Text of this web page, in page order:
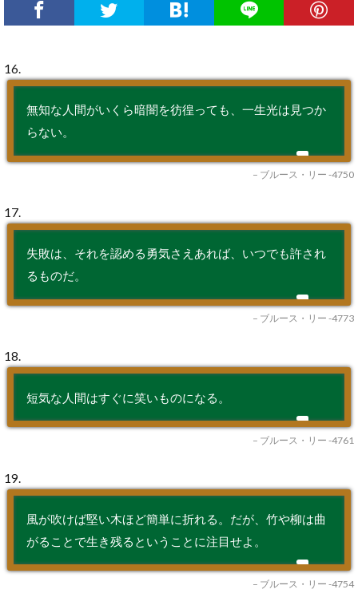
16.
無知な人間がいくら暗闇を彷徨っても、一生光は見つか
らない。
– ブルース・リー -4750
17.
失敗は、それを認める勇気さえあれば、いつでも許され
るものだ。
– ブルース・リー -4773
18.
短気な人間はすぐに笑いものになる。
– ブルース・リー -4761
19.
風が吹けば堅い木ほど簡単に折れる。だが、竹や柳は曲
がることで生き残るということに注目せよ。
– ブルース・リー -4754